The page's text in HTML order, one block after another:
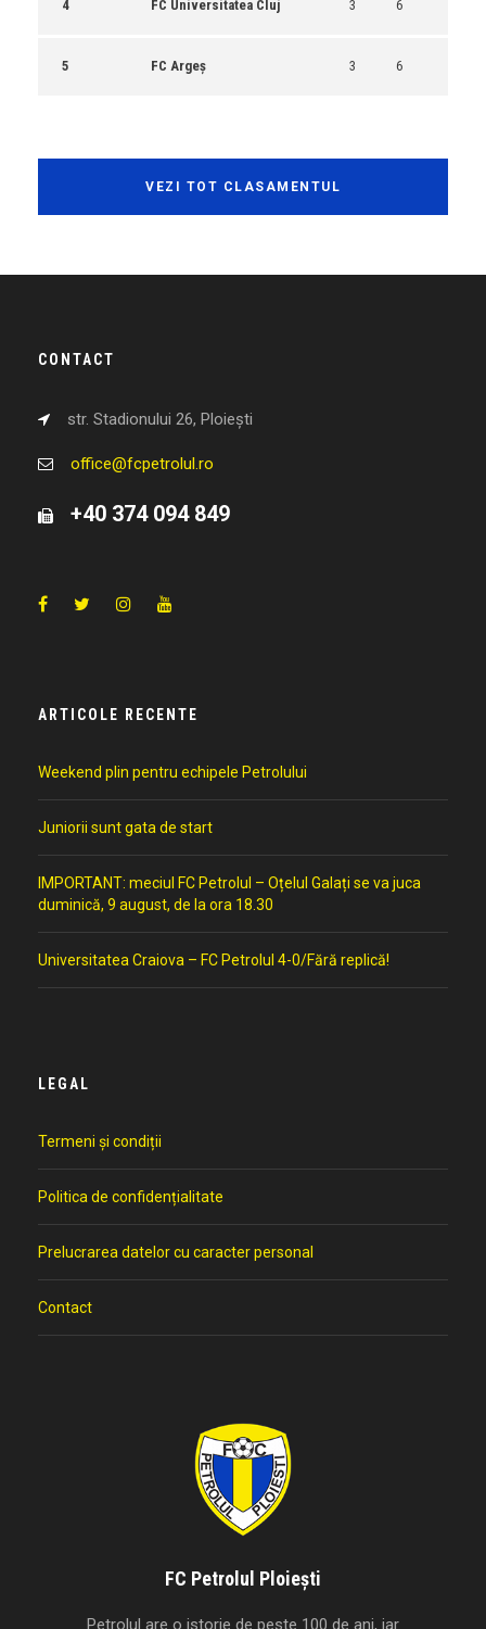
4 FC Universitatea Cluj 3 6
5 FC Argeș 3 6
VEZI TOT CLASAMENTUL
CONTACT
str. Stadionului 26, Ploiești
office@fcpetrolul.ro
+40 374 094 849
ARTICOLE RECENTE
Weekend plin pentru echipele Petrolului
Juniorii sunt gata de start
IMPORTANT: meciul FC Petrolul – Oțelul Galați se va juca
duminică, 9 august, de la ora 18.30
Universitatea Craiova – FC Petrolul 4-0/Fără replică!
LEGAL
Termeni și condiții
Politica de confidențialitate
Prelucrarea datelor cu caracter personal
Contact
FC Petrolul Ploiești
Petrolul are o istorie de peste 100 de ani, iar